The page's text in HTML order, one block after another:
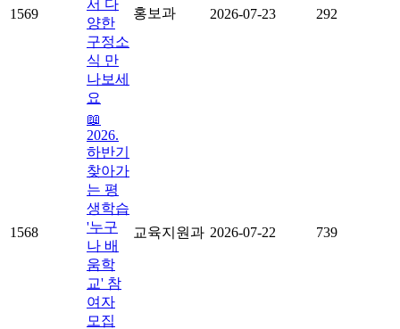
1569
서 다
양한
구정소
식 만
나보세
요
홍보과 2026-07-23 292
1568
📖
2026.
하반기
찾아가
는 평
생학습
'누구
나 배
움학
교' 참
여자
모집
교육지원과 2026-07-22 739